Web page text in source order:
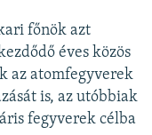
főnök azt
éves közös
az atomfegyverek
is, az utóbbiak
fegyverek célba